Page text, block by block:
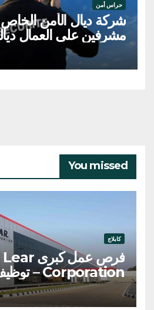
حراس أمن
شركة ديال الأمن
مشرفين على العمال
بيرمي
You missed
كابلاج
فرص عمل كبرى Lear
وعاملة